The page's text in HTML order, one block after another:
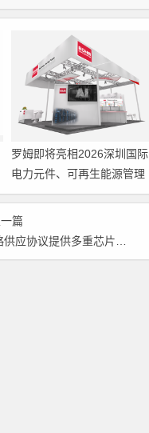
罗姆即将亮相2026深圳国际
电力元件、可再生能源管理
展览会暨研讨会
篇
提供多重芯片封装存储系统